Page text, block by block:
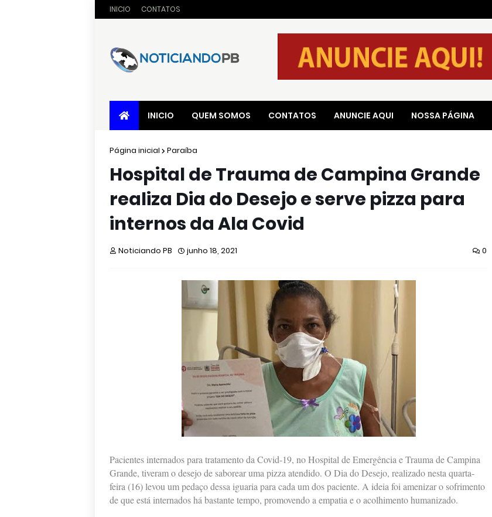
INICIO CONTATOS
INICIO QUEM SOMOS CONTATOS ANUNCIE AQUI NOSSA PÁGINA
Página inicial Paraíba
Hospital de Trauma de Campina Grande
realiza Dia do Desejo e serve pizza para
internos da Ala Covid
Noticiando PB junho 18, 2021 0
Pacientes internados para tratamento da Covid-19, no Hospital de Emergência e Trauma de Campina
Grande, tiveram o desejo de saborear uma pizza atendido. O Dia do Desejo, realizado nesta quarta-
feira (16) levou um pedaço dessa iguaria para cada um dos paciente. A ideia foi amenizar o sofrimento
de que está internados há bastante tempo, promovendo a empatia e o acolhimento humanizado.